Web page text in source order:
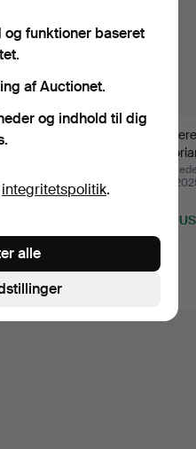
2025
mar
404
funktioner baseret
af Auctionet.
og indhold til dig
integritetspolitik.
alle